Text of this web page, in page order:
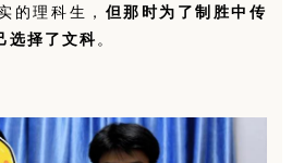
的理科生， 但那时为了制胜中传
选择了文科。